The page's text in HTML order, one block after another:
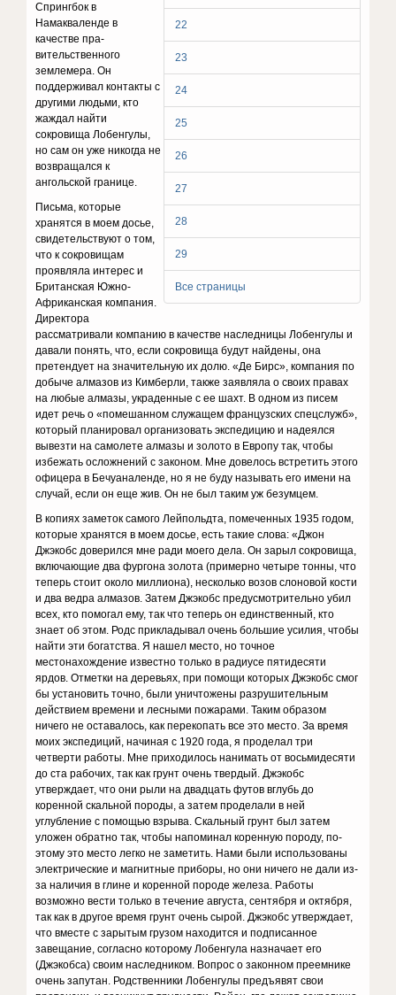
22
23
24
25
26
27
28
29
Все страницы
Спрингбок в
Намакваленде в
качестве пра­
вительственного
землемера. Он
поддерживал контакты с
другими людьми, кто
жаждал найти
сокровища Ло­бенгулы,
но сам он уже никогда не
возвращался к
ангольской границе.
Письма, которые
хранятся в моем досье,
свидетель­ствуют о том,
что к сокровищам
проявляла интерес и
Британская Южно-
Африканская компания.
Директора
рассматривали компанию в качестве наследницы Лобенгулы и
давали понять, что, если сокровища будут найдены, она
претендует на значительную их долю. «Де Бирс», компания по
добыче алмазов из Кимберли, также заявляла о своих правах
на любые алмазы, ук­раденные с ее шахт. В одном из писем
идет речь о «помешанном служащем французских спецслужб»,
ко­торый планировал организовать экспедицию и надеялся
вывезти на самолете алмазы и золото в Европу так, чтобы
избежать осложнений с законом. Мне довелось встретить этого
офицера в Бечуаналенде, но я не буду называть его имени на
случай, если он еще жив. Он не был таким уж безумцем.
В копиях заметок самого Лейпольдта, помеченных 1935 годом,
которые хранятся в моем досье, есть такие слова: «Джон
Джэкобс доверился мне ради моего дела. Он зарыл сокровища,
включающие два фургона золота (примерно четыре тонны, что
теперь стоит около мил­лиона), несколько возов слоновой кости
и два ведра алмазов. Затем Джэкобс предусмотрительно убил
всех, кто помогал ему, так что теперь он единственный, кто
знает об этом. Родс прикладывал очень большие усилия, чтобы
найти эти богатства. Я нашел место, но точное
местонахождение известно только в радиусе пятидесяти
ярдов. Отметки на деревьях, при помощи которых Джэ­кобс смог
бы установить точно, были уничтожены разрушительным
действием времени и лесными пожарами. Таким образом
ничего не оставалось, как перекопать все это место. За время
моих экспедиций, начиная с 1920 года, я проделал три
четверти работы. Мне при­ходилось нанимать от восьмидесяти
до ста рабочих, так как грунт очень твердый. Джэкобс
утверждает, что они рыли на двадцать футов вглубь до
коренной скаль­ной породы, а затем проделали в ней
углубление с помощью взрыва. Скальный грунт был затем
уложен обратно так, чтобы напоминал коренную породу, по­
этому это место легко не заметить. Нами были ис­пользованы
электрические и магнитные приборы, но они ничего не дали из-
за наличия в глине и коренной породе железа. Работы
возможно вести только в течение августа, сентября и октября,
так как в другое время грунт очень сырой. Джэкобс утверждает,
что вместе с зарытым грузом находится и подписанное
завещание, согласно которому Лобенгула назначает его
(Джэкобса) своим наследником. Вопрос о законном преемнике
очень запутан. Родственники Лобенгулы предъявят свои